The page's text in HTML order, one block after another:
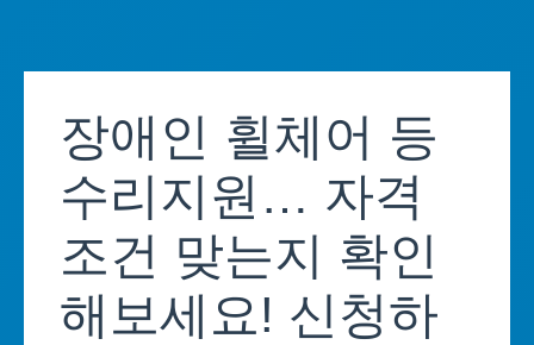
content장애인 휠체어 등
수리지원… 자격
조건 맞는지 확인
해보세요! 신청하